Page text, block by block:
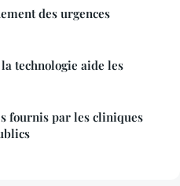
des urgences
technologie aide les
fournis par les cliniques